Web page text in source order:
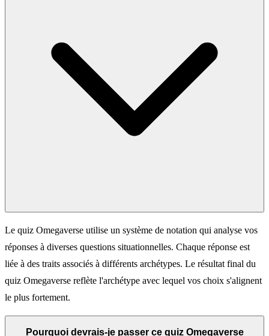
Le quiz Omegaverse utilise un système de notation qui analyse vos
réponses à diverses questions situationnelles. Chaque réponse est
liée à des traits associés à différents archétypes. Le résultat final du
quiz Omegaverse reflète l'archétype avec lequel vos choix s'alignent
le plus fortement.
Pourquoi devrais-je passer ce quiz Omegaverse